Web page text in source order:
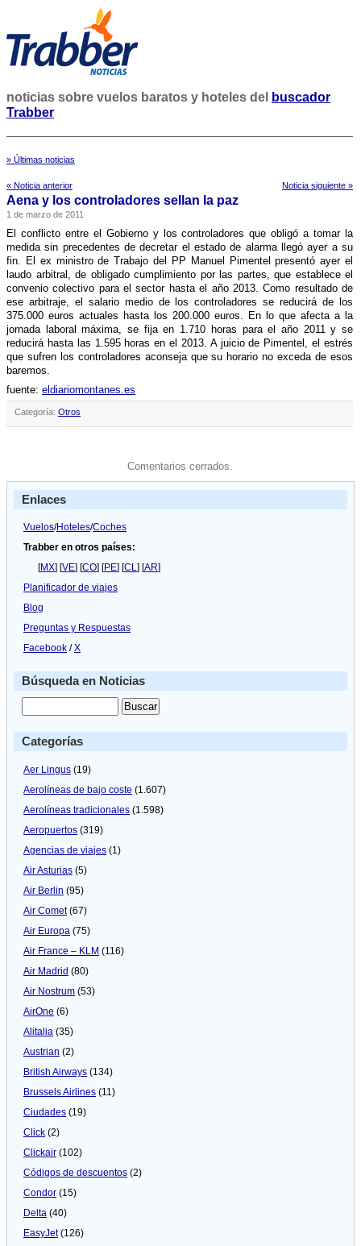
noticias sobre vuelos baratos y hoteles del
buscador
Trabber
» Últimas noticias
« Noticia anterior Noticia siguiente »
Aena y los controladores sellan la paz
1 de marzo de 2011
El conflicto entre el Gobierno y los controladores que obligó a tomar la
medida sin precedentes de decretar el estado de alarma llegó ayer a su
fin. El ex ministro de Trabajo del PP Manuel Pimentel presentó ayer el
laudo arbitral, de obligado cumplimiento por las partes, que establece el
convenio colectivo para el sector hasta el año 2013. Como resultado de
ese arbitraje, el salario medio de los controladores se reducirá de los
375.000 euros actuales hasta los 200.000 euros. En lo que afecta a la
jornada laboral máxima, se fija en 1.710 horas para el año 2011 y se
reducirá hasta las 1.595 horas en el 2013. A juicio de Pimentel, el estrés
que sufren los controladores aconseja que su horario no exceda de esos
baremos.
fuente: eldiariomontanes.es
Categoría: Otros
Comentarios cerrados.
Enlaces
Vuelos/Hoteles/Coches
Trabber en otros países:
[MX] [VE] [CO] [PE] [CL] [AR]
Planificador de viajes
Blog
Preguntas y Respuestas
Facebook /X
Búsqueda en Noticias
Categorías
Aer Lingus (19)
Aerolíneas de bajo coste (1.607)
Aerolíneas tradicionales (1.598)
Aeropuertos (319)
Agencias de viajes (1)
Air Asturias (5)
Air Berlin (95)
Air Comet(67)
Air Europa (75)
Air France – KLM (116)
Air Madrid (80)
Air Nostrum (53)
AirOne (6)
Alitalia (35)
Austrian (2)
British Airways (134)
Brussels Airlines (11)
Ciudades (19)
Click (2)
Clickair (102)
Códigos de descuentos (2)
Condor (15)
Delta (40)
EasyJet(126)